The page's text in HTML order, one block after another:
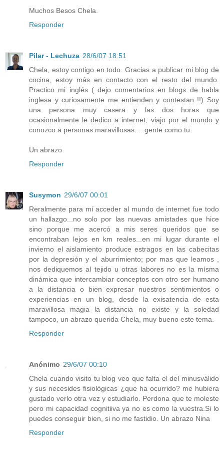
Muchos Besos Chela.
Responder
Pilar - Lechuza 28/6/07 18:51
Chela, estoy contigo en todo. Gracias a publicar mi blog de
cocina, estoy más en contacto con el resto del mundo.
Practico mi inglés ( dejo comentarios en blogs de habla
inglesa y curiosamente me entienden y contestan !!) Soy
una persona muy casera y las dos horas que
ocasionalmente le dedico a internet, viajo por el mundo y
conozco a personas maravillosas.....gente como tu.
Un abrazo
Responder
Susymon 29/6/07 00:01
Reralmente para mí acceder al mundo de internet fue todo
un hallazgo...no solo por las nuevas amistades que hice
sino porque me acercó a mis seres queridos que se
encontraban lejos en km reales...en mi lugar durante el
invierno el aislamiento produce estragos en las cabecitas
por la depresión y el aburrimiento; por mas que leamos ,
nos dediquemos al tejido u otras labores no es la mísma
dinámica que intercambiar conceptos con otro ser humano
a la distancia o bien expresar nuestros sentimientos o
experiencias en un blog, desde la exisatencia de esta
maravillosa magia la distancia no existe y la soledad
tampoco, un abrazo querida Chela, muy bueno este tema.
Responder
Anónimo 29/6/07 00:10
Chela cuando visito tu blog veo que falta el del minusválido
y sus necesides fisiológicas ¿que ha ocurrido? me hubiera
gustado verlo otra vez y estudiarlo. Perdona que te moleste
pero mi capacidad cognitiiva ya no es como la vuestra.Si lo
puedes conseguir bien, si no me fastidio. Un abrazo Nina
Responder